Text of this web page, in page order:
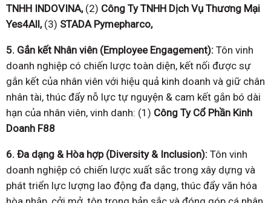
TNHH INDOVINA, (2) Công Ty TNHH Dịch Vụ Thương Mại
Yes4All, (3) STADA Pymepharco,
5. Gắn kết Nhân viên (Employee Engagement): Tôn vinh
doanh nghiệp có chiến lược toàn diện, kết nối được sự
gắn kết của nhân viên với hiệu quả kinh doanh và giữ chân
nhân tài, thúc đẩy nỗ lực tự nguyện & cam kết gắn bó dài
hạn của nhân viên, vinh danh: (1) Công Ty Cổ Phần Kinh
Doanh F88
6. Đa dạng & Hòa hợp (Diversity & Inclusion): Tôn vinh
doanh nghiệp có chiến lược xuất sắc trong xây dựng và
phát triển lực lượng lao động đa dạng, thúc đẩy văn hóa